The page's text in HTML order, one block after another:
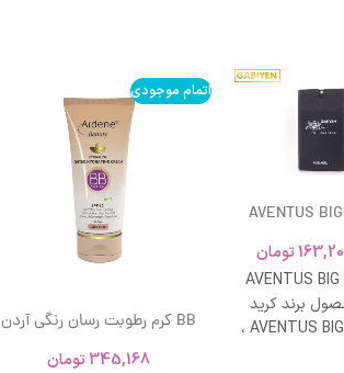
AVENTUS
تومان
AVENTUS
برند کرید
ادکلن AVENTUS BIG MODERN ،
اتمام موجودی
BB کرم رطوبت رسان رنگی آردن
345,168تومان